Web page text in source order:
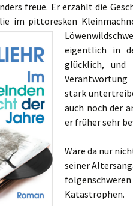
freue. Er erzählt die
im pittoresken
eigentlich in
glücklich,
Verantwortung
stark
auch noch der
er früher sehr
Wäre da nur
seiner
folgenschweren
Katastrophen.